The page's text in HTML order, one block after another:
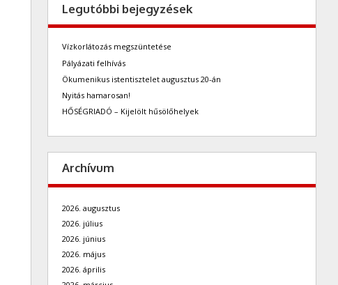
Legutóbbi bejegyzések
Vízkorlátozás megszüntetése
Pályázati felhívás
Ökumenikus istentisztelet augusztus 20-án
Nyitás hamarosan!
HŐSÉGRIADÓ – Kijelölt hűsölőhelyek
Archívum
2026. augusztus
2026. július
2026. június
2026. május
2026. április